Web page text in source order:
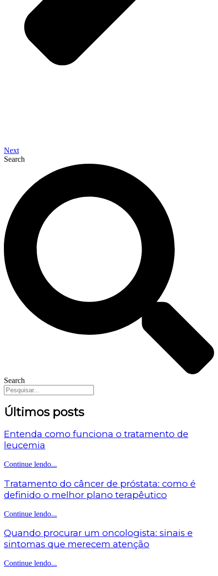
Next
Search
Search
Últimos posts
Entenda como funciona o tratamento de
leucemia
Continue lendo...
Tratamento do câncer de próstata: como é
definido o melhor plano terapêutico
Continue lendo...
Quando procurar um oncologista: sinais e
sintomas que merecem atenção
Continue lendo...